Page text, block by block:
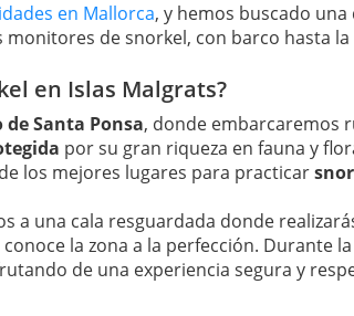
en Mallorca, y hemos buscado
de snorkel, con barco hasta
en Islas Malgrats?
Santa Ponsa, donde embarcaremos
por su gran riqueza en fauna y
los mejores lugares para practicar
a una cala resguardada donde
conoce la zona a la perfección. Durante
de una experiencia segura y